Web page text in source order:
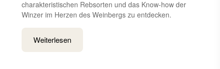
charakteristischen Rebsorten und das Know-how der
Winzer im Herzen des Weinbergs zu entdecken.
Weiterlesen